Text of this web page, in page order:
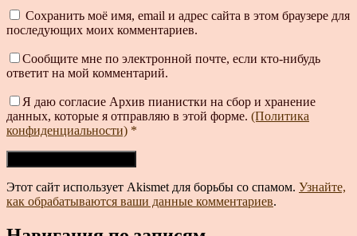
Сохранить моё имя, email и адрес сайта в этом браузере для
последующих моих комментариев.
Сообщите мне по электронной почте, если кто-нибудь
ответит на мой комментарий.
Я даю согласие Архив пианистки на сбор и хранение
данных, которые я отправляю в этой форме. (Политика
конфиденциальности) *
Этот сайт использует Akismet для борьбы со спамом. Узнайте,
как обрабатываются ваши данные комментариев.